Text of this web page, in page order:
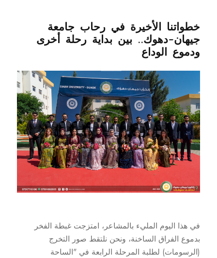
خطواتنا الأخيرة في رحاب جامعة
جيهان-دهوك.. بين بداية رحلة أخرى
ودموع الوداع
في هذا اليوم المليء بالمشاعر، امتزجت غبطة الفخر
بدموع الفراق الساخنة، ونحن نلتقط صور التخرج
(الرسومات) لطلبة المرحلة الرابعة في "الساحة